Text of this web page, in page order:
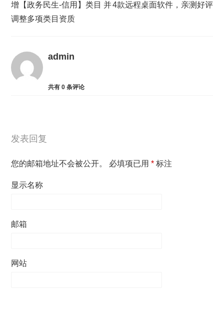
增【政务民生-信用】类目 并
调整多项类目资质
4款远程桌面软件，亲测好评
admin
共有0 条评论
发表回复
您的邮箱地址不会被公开。 必填项已用* 标注
显示名称
邮箱
网站